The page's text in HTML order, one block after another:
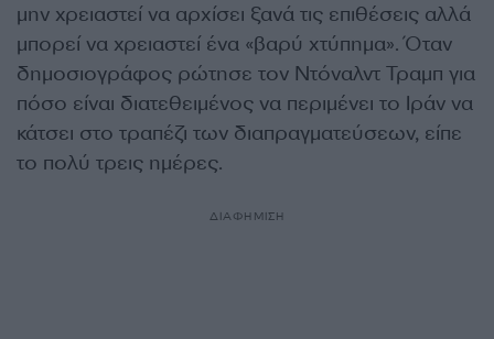
μην χρειαστεί να αρχίσει ξανά τις επιθέσεις αλλά
μπορεί να χρειαστεί ένα «βαρύ χτύπημα». Όταν
δημοσιογράφος ρώτησε τον Ντόναλντ Τραμπ για
πόσο είναι διατεθειμένος να περιμένει το Ιράν να
κάτσει στο τραπέζι των διαπραγματεύσεων, είπε
το πολύ τρεις ημέρες.
ΔΙΑΦΗΜΙΣΗ